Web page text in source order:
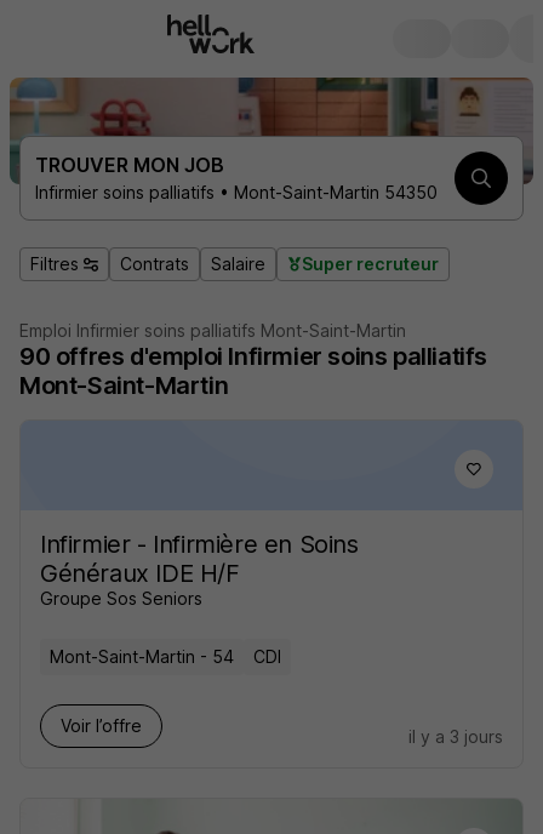
TROUVER MON JOB
Infirmier soins palliatifs • Mont-Saint-Martin 54350
Filtres Contrats Salaire Super recruteur
Emploi Infirmier soins palliatifs Mont-Saint-Martin
90 offres d'emploi Infirmier soins palliatifs
Mont-Saint-Martin
Infirmier - Infirmière en Soins
Généraux IDE H/F
Groupe Sos Seniors
Mont-Saint-Martin - 54 CDI
Voir l’offre
il y a 3 jours